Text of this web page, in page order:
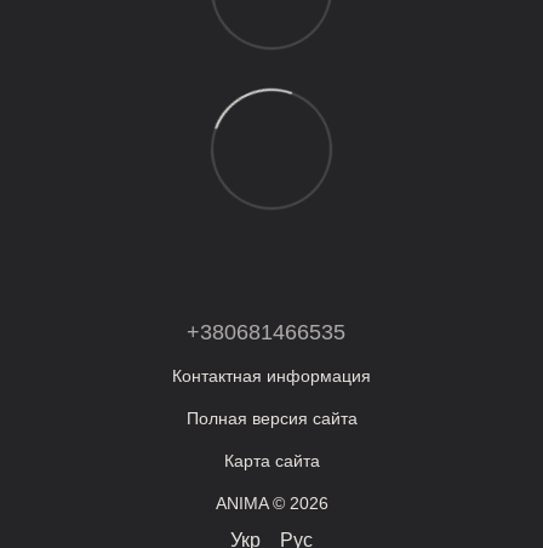
+380681466535
Контактная информация
Полная версия сайта
Карта сайта
ANIMA © 2026
Укр Рус